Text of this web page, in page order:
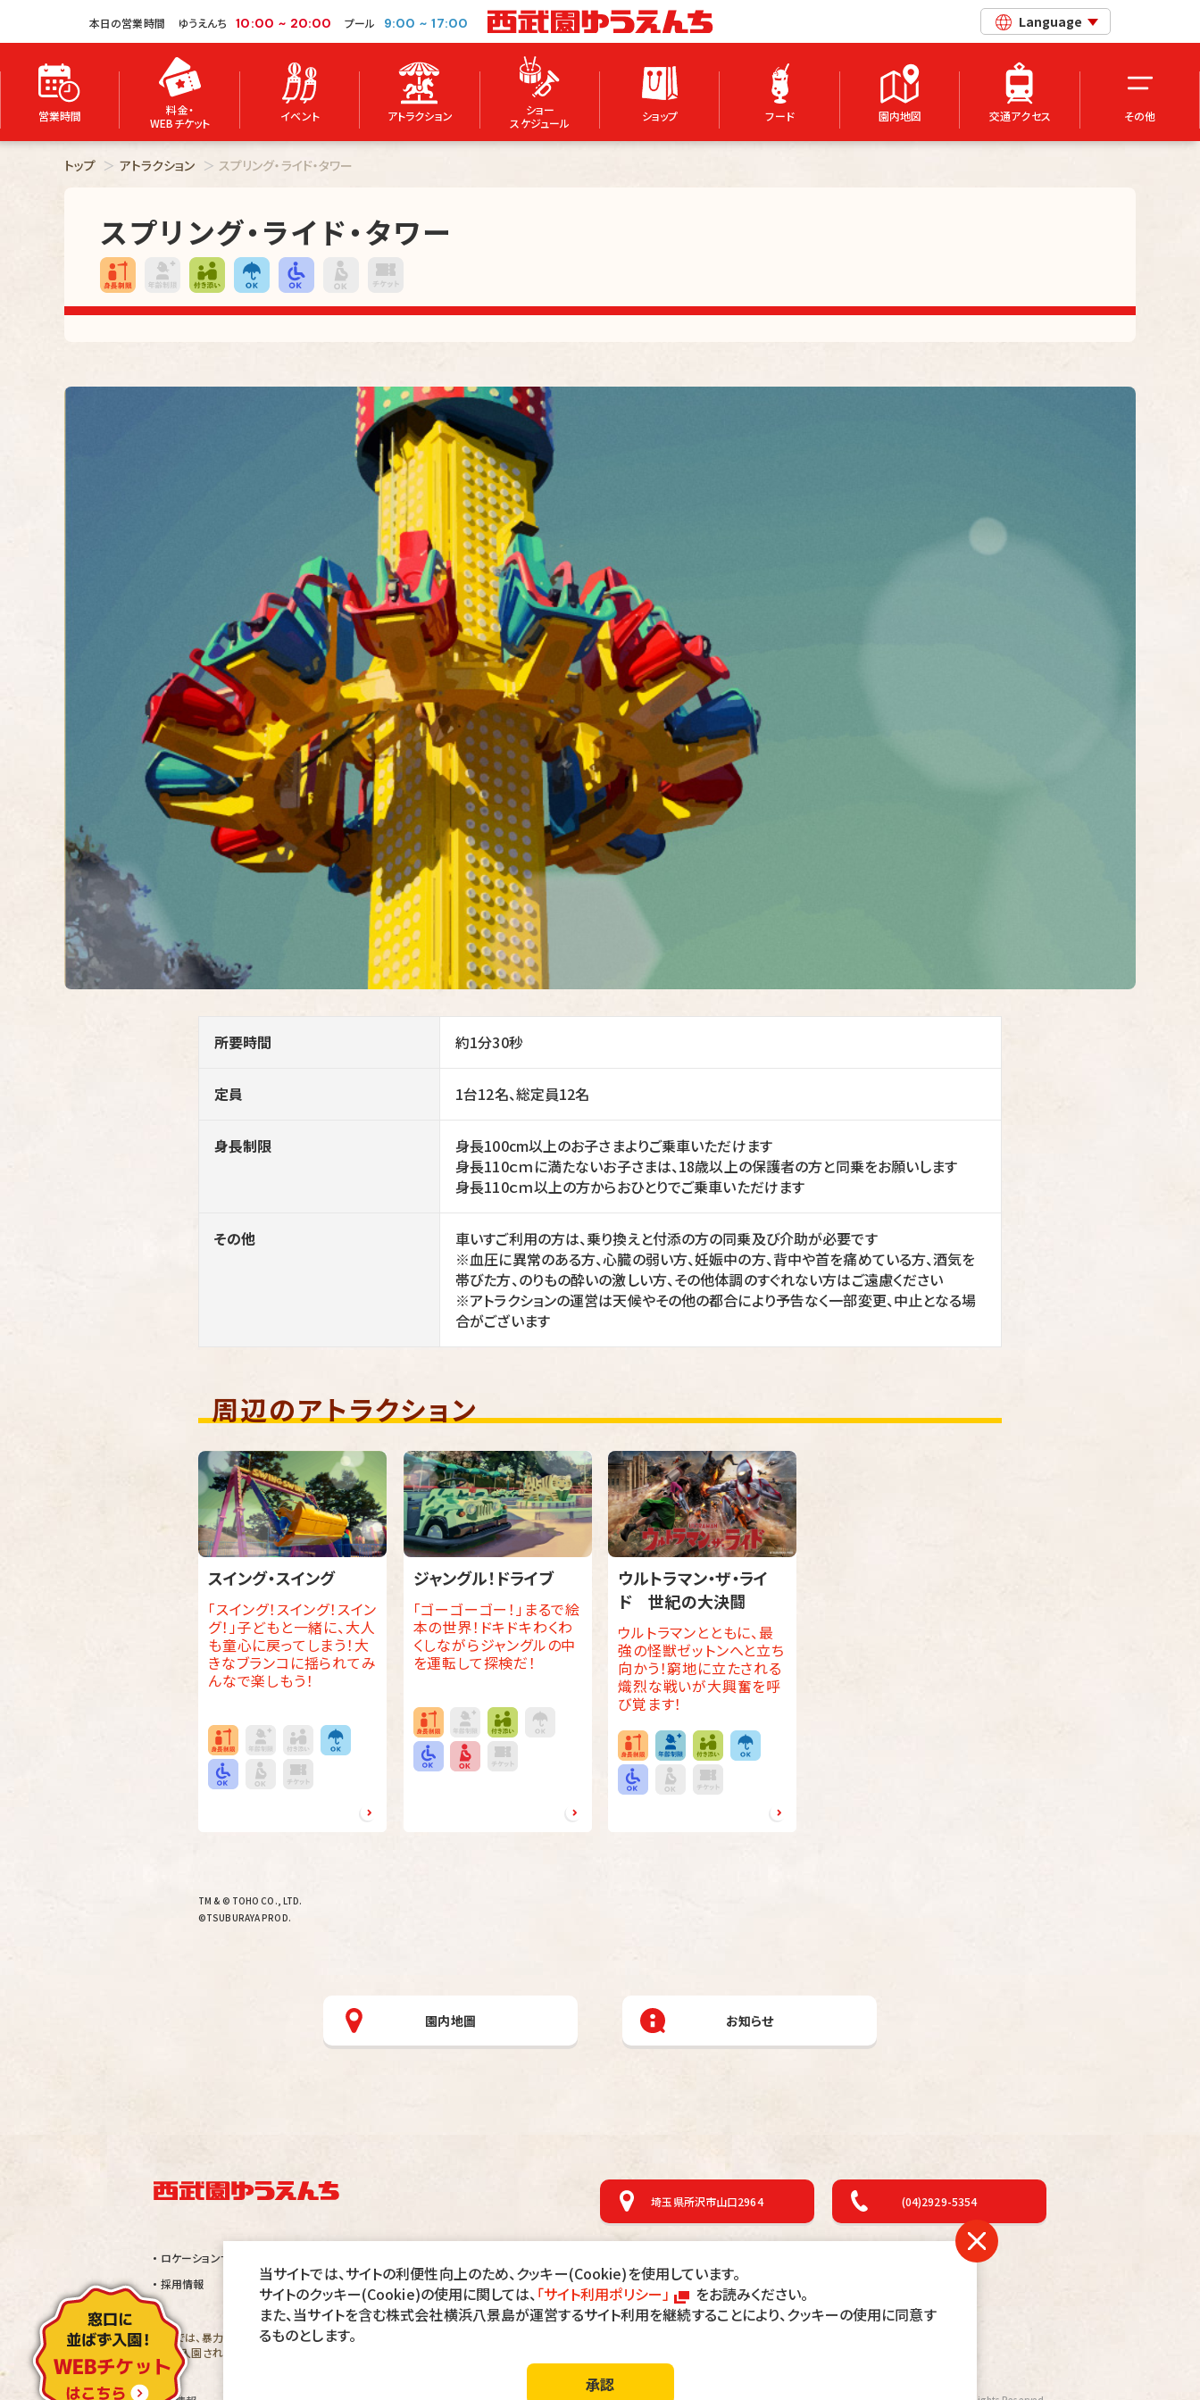
本日の営業時間 ゆうえんち 10:00 ~ 20:00 プール 9:00 ~ 17:00 Language
営業時間
料金・
WEBチケット
イベント アトラクション
ショー
スケジュール
ショップ フード 園内地図 交通アクセス その他
トップ アトラクション スプリング・ライド・タワー
スプリング・ライド・タワー
所要時間 約1分30秒
定員 1台12名、総定員12名
身長制限
身長100cm以上のお子さまよりご乗車いただけます
身長110ｃｍに満たないお子さまは、18歳以上の保護者の方と同乗をお願いします
身長110ｃｍ以上の方からおひとりでご乗車いただけます
その他
車いすご利用の方は、乗り換えと付添の方の同乗及び介助が必要です
※血圧に異常のある方、心臓の弱い方、妊娠中の方、背中や首を痛めている方、酒気を
帯びた方、のりもの酔いの激しい方、その他体調のすぐれない方はご遠慮ください
※アトラクションの運営は天候やその他の都合により予告なく一部変更、中止となる場
合がございます
周辺のアトラクション
スイング・スイング
「スイング！スイング！スイン
グ！」子どもと一緒に、大人
も童心に戻ってしまう！大
きなブランコに揺られてみ
んなで楽しもう！
ジャングル！ドライブ
「ゴーゴーゴー！」まるで絵
本の世界！ドキドキわくわ
くしながらジャングルの中
を運転して探検だ！
ウルトラマン・ザ・ライ
ド 世紀の大決闘
ウルトラマンとともに、最
強の怪獣ゼットンへと立ち
向かう！窮地に立たされる
熾烈な戦いが大興奮を呼
び覚ます！
TM & © TOHO CO., LTD.
©TSUBURAYA PROD.
園内地圖 お知らせ
当サイトでは、サイトの利便性向上のため、クッキー(Cookie)を使用しています。
サイトのクッキー(Cookie)の使用に関しては、「サイト利用ポリシー」
をお読みください。
また、当サイトを含む株式会社横浜八景島が運営するサイト利用を継続することにより、クッキーの使用に同意す
るものとします。
承認
埼玉県所沢市山口2964 (04)2929-5354
ロケーションサービス
採用情報
サイトマップ
当園では、暴力団及びその関係者、刺青・タトゥー・シール・ペイント等をされた方の入園は固くお断りします。
万一、入園された場合でも退園して頂きます。その際、入園料・駐車料金等の返金は致しませんのでご了承ください。